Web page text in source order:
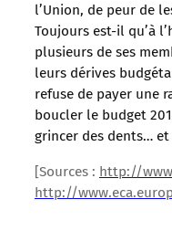
l’Union, de peur de
Toujours est-il qu’à
plusieurs de ses
leurs dérives
refuse de payer une
boucler le budget
grincer des dents…
[Sources : http://
http://